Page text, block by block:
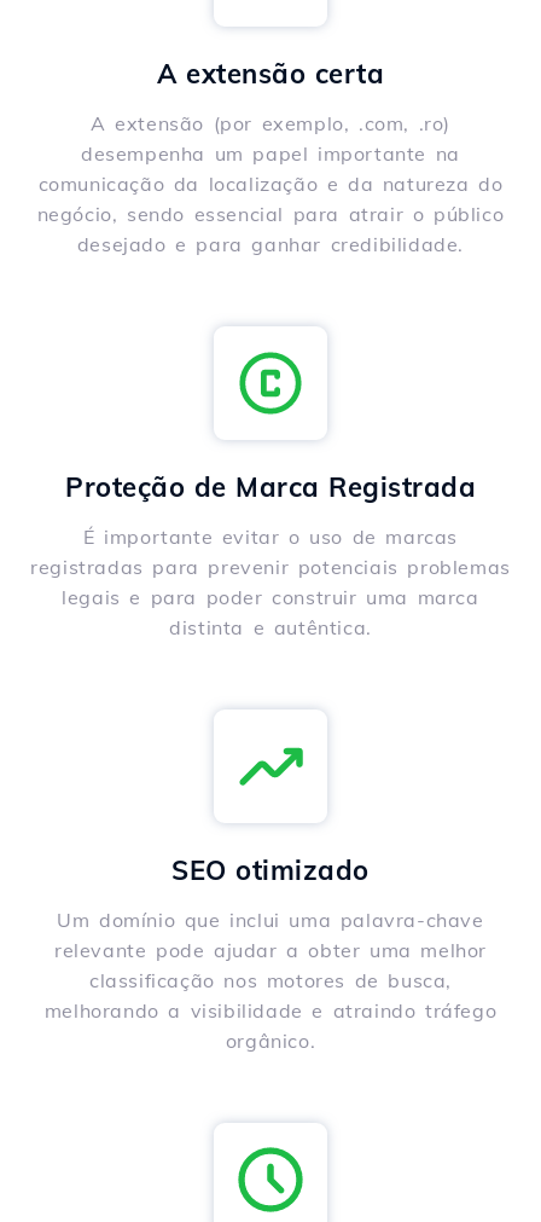
A extensão certa
A extensão (por exemplo, .com, .ro)
desempenha um papel importante na
comunicação da localização e da natureza do
negócio, sendo essencial para atrair o público
desejado e para ganhar credibilidade.
Proteção de Marca Registrada
É importante evitar o uso de marcas
registradas para prevenir potenciais problemas
legais e para poder construir uma marca
distinta e autêntica.
SEO otimizado
Um domínio que inclui uma palavra-chave
relevante pode ajudar a obter uma melhor
classificação nos motores de busca,
melhorando a visibilidade e atraindo tráfego
orgânico.